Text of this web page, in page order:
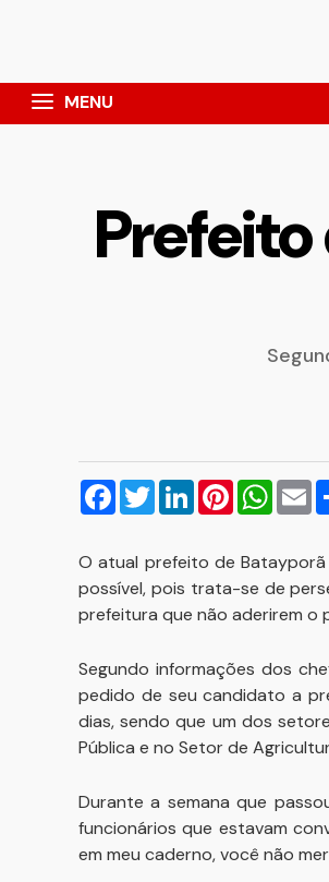
MENU
Facebook
TwitterLinkedInPinterest
O atual prefeito de
possível, pois trata-se de
prefeitura que não aderirem o
Segundo informações dos
pedido de seu candidato a
dias, sendo que um dos
Pública e no Setor de
Durante a semana que
funcionários que estavam
em meu caderno, você não